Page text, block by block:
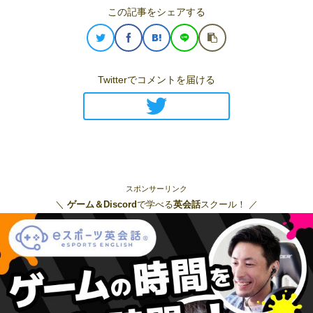
この記事をシェアする
Twitterでコメントを届ける
スポンサーリンク
＼ ゲーム＆Discordで学べる英会話スクール！ ／